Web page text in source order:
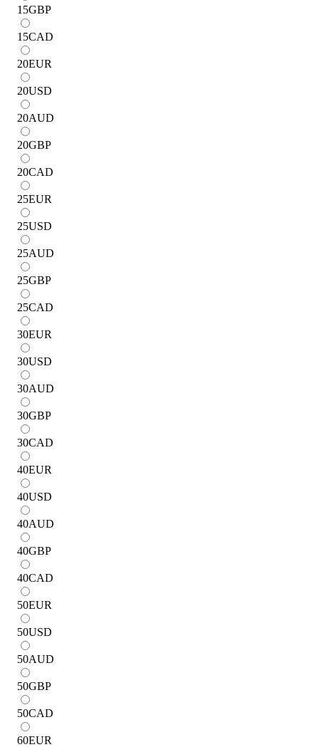
15GBP
15CAD
20EUR
20USD
20AUD
20GBP
20CAD
25EUR
25USD
25AUD
25GBP
25CAD
30EUR
30USD
30AUD
30GBP
30CAD
40EUR
40USD
40AUD
40GBP
40CAD
50EUR
50USD
50AUD
50GBP
50CAD
60EUR